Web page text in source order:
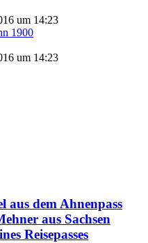
um 14:23
1900
um 14:23
aus dem Ahnenpass
aus Sachsen
Reisepasses